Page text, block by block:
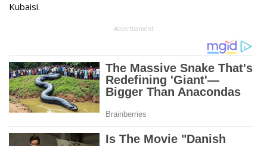
Kubaisi.
Advertisement